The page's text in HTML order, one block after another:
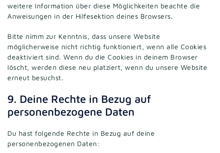
weitere Information über diese Möglichkeiten beachte die
Anweisungen in der Hilfesektion deines Browsers.
Bitte nimm zur Kenntnis, dass unsere Website
möglicherweise nicht richtig funktioniert, wenn alle Cookies
deaktiviert sind. Wenn du die Cookies in deinem Browser
löscht, werden diese neu platziert, wenn du unsere Website
erneut besuchst.
9. Deine Rechte in Bezug auf
personenbezogene Daten
Du hast folgende Rechte in Bezug auf deine
personenbezogenen Daten: